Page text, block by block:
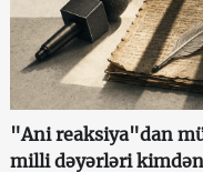
"Ani reaksiya"dan
milli dəyərləri